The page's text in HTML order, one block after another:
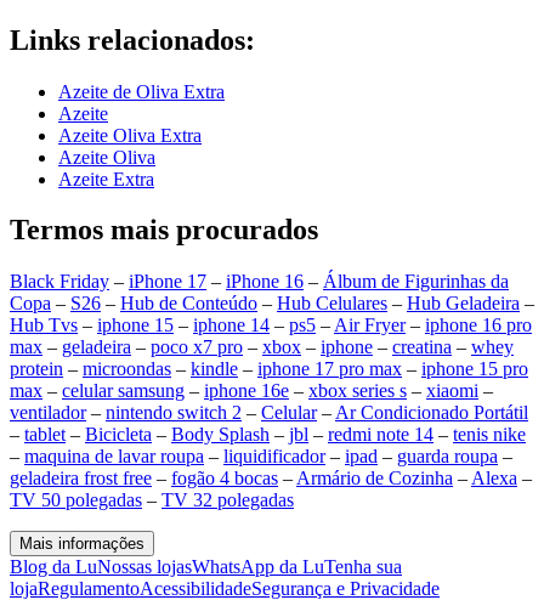
Links relacionados:
Azeite de Oliva Extra
Azeite
Azeite Oliva Extra
Azeite Oliva
Azeite Extra
Termos mais procurados
Black Friday – iPhone 17 – iPhone 16 – Álbum de Figurinhas da
Copa – S26 – Hub de Conteúdo – Hub Celulares – Hub Geladeira –
Hub Tvs – iphone 15 – iphone 14 – ps5 – Air Fryer– iphone 16 pro
max – geladeira – poco x7 pro – xbox – iphone – creatina – whey
protein – microondas – kindle – iphone 17 pro max – iphone 15 pro
max – celular samsung – iphone 16e – xbox series s – xiaomi –
ventilador– nintendo switch 2 – Celular– Ar Condicionado Portátil
– tablet – Bicicleta – Body Splash – jbl – redmi note 14 – tenis nike
– maquina de lavar roupa – liquidificador– ipad – guarda roupa –
geladeira frost free – fogão 4 bocas – Armário de Cozinha – Alexa –
TV 50 polegadas – TV 32 polegadas
Mais informações
Blog da LuNossas lojasWhatsApp da LuTenha sua
lojaRegulamentoAcessibilidadeSegurança e Privacidade